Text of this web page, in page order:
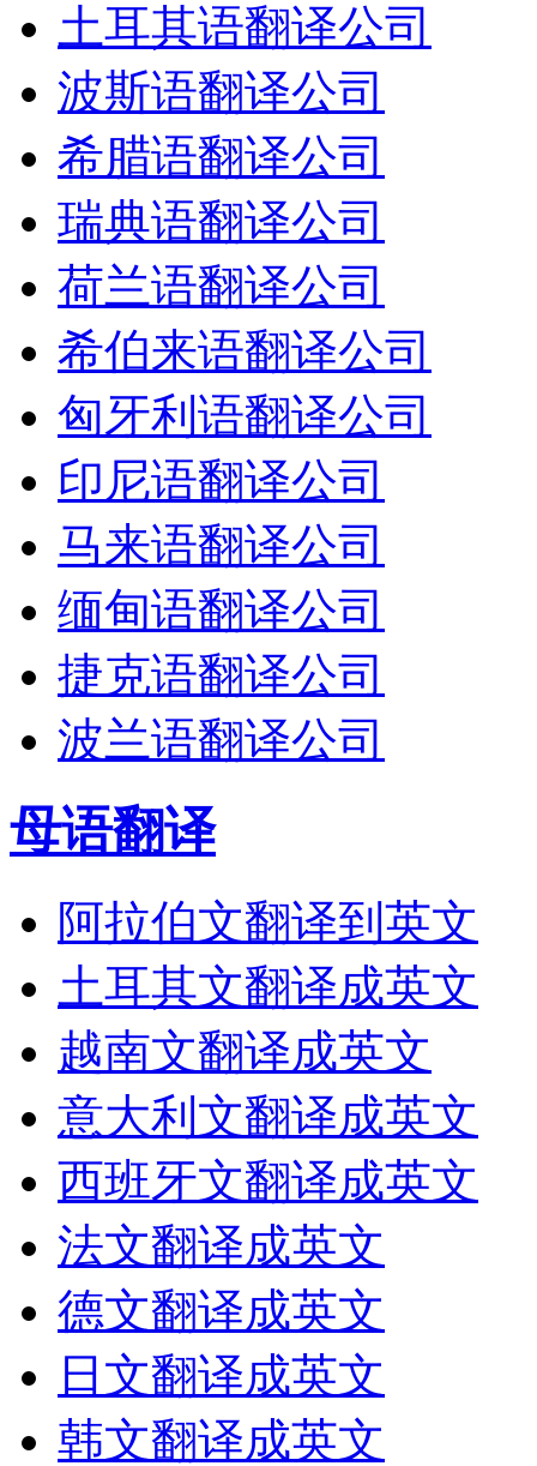
土耳其语翻译公司
波斯语翻译公司
希腊语翻译公司
瑞典语翻译公司
荷兰语翻译公司
希伯来语翻译公司
匈牙利语翻译公司
印尼语翻译公司
马来语翻译公司
缅甸语翻译公司
捷克语翻译公司
波兰语翻译公司
母语翻译
阿拉伯文翻译到英文
土耳其文翻译成英文
越南文翻译成英文
意大利文翻译成英文
西班牙文翻译成英文
法文翻译成英文
德文翻译成英文
日文翻译成英文
韩文翻译成英文